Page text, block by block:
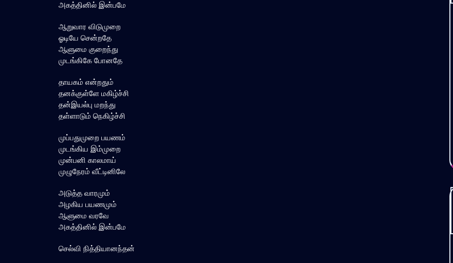
அகத்தினில் இன்பமே
ஆறுவார விடுமுறை
ஓடியே சென்றதே
ஆளுமை குறைந்து
முடங்கிகே போனதே
தாயகம் என்றதும்
தனக்குள்ளே மகிழ்ச்சி
தன்இயல்பு மறந்து
தள்ளாடும் நெகிழ்ச்சி
முப்பதுமுறை பயணம்
முடங்கிய இம்முறை
முன்பனி காலமாய்
முழுநேரம் வீட்டினிலே
அடுத்த வாரமும்
அழகிய பயணமும்
ஆளுமை வரவே
அகத்தினில் இன்பமே
செல்வி நித்தியானந்தன்